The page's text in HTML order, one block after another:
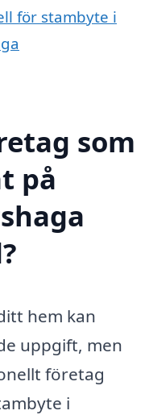
för stambyte i
som
på
hem kan
uppgift, men
företag
i